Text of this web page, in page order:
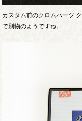
カスタム前のクロムハーツ
で別物のようですね。